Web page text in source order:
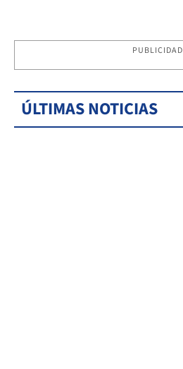
PUBLICIDAD
ÚLTIMAS NOTICIAS